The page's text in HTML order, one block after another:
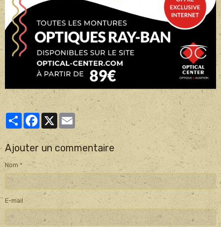
PartagerFacebook Email
Ajouter un commentaire
Nom
E-mail